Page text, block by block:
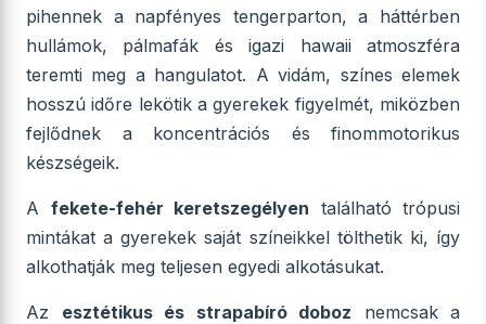
pihennek a napfényes tengerparton, a háttérben
hullámok, pálmafák és igazi hawaii atmoszféra
teremti meg a hangulatot. A vidám, színes elemek
hosszú időre lekötik a gyerekek figyelmét, miközben
fejlődnek a koncentrációs és finommotorikus
készségeik.
A fekete-fehér keretszegélyen található trópusi
mintákat a gyerekek saját színeikkel tölthetik ki, így
alkothatják meg teljesen egyedi alkotásukat.
Az esztétikus és strapabíró doboz nemcsak a